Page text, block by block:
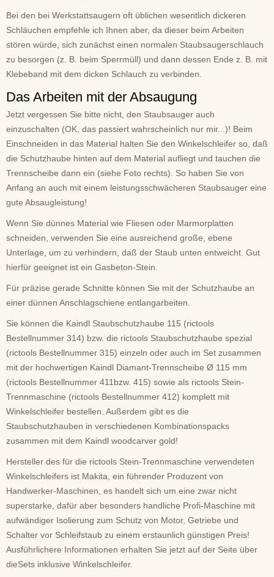
Bei den bei Werkstattsaugern oft üblichen wesentlich dickeren
Schläuchen empfehle ich Ihnen aber, da dieser beim Arbeiten
stören würde, sich zunächst einen normalen Staubsaugerschlauch
zu besorgen (z. B. beim Sperrmüll) und dann dessen Ende z. B. mit
Klebeband mit dem dicken Schlauch zu verbinden.
Das Arbeiten mit der Absaugung
Jetzt vergessen Sie bitte nicht, den Staubsauger auch
einzuschalten (OK, das passiert wahrscheinlich nur mir...)! Beim
Einschneiden in das Material halten Sie den Winkelschleifer so, daß
die Schutzhaube hinten auf dem Material aufliegt und tauchen die
Trennscheibe dann ein (siehe Foto rechts). So haben Sie von
Anfang an auch mit einem leistungsschwächeren Staubsauger eine
gute Absaugleistung!
Wenn Sie dünnes Material wie Fliesen oder Marmorplatten
schneiden, verwenden Sie eine ausreichend große, ebene
Unterlage, um zu verhindern, daß der Staub unten entweicht. Gut
hierfür geeignet ist ein Gasbeton-Stein.
Für präzise gerade Schnitte können Sie mit der Schutzhaube an
einer dünnen Anschlagschiene entlangarbeiten.
Sie können die Kaindl Staubschutzhaube 115 (rictools
Bestellnummer 314) bzw. die rictools Staubschutzhaube spezial
(rictools Bestellnummer 315) einzeln oder auch im Set zusammen
mit der hochwertigen Kaindl Diamant-Trennscheibe Ø 115 mm
(rictools Bestellnummer 411bzw. 415) sowie als rictools Stein-
Trennmaschine (rictools Bestellnummer 412) komplett mit
Winkelschleifer bestellen. Außerdem gibt es die
Staubschutzhauben in verschiedenen Kombinationspacks
zusammen mit dem Kaindl woodcarver gold!
Hersteller des für die rictools Stein-Trennmaschine verwendeten
Winkelschleifers ist Makita, ein führender Produzent von
Handwerker-Maschinen, es handelt sich um eine zwar nicht
superstarke, dafür aber besonders handliche Profi-Maschine mit
aufwändiger Isolierung zum Schutz von Motor, Getriebe und
Schalter vor Schleifstaub zu einem erstaunlich günstigen Preis!
Ausführlichere Informationen erhalten Sie jetzt auf der Seite über
dieSets inklusive Winkelschleifer.